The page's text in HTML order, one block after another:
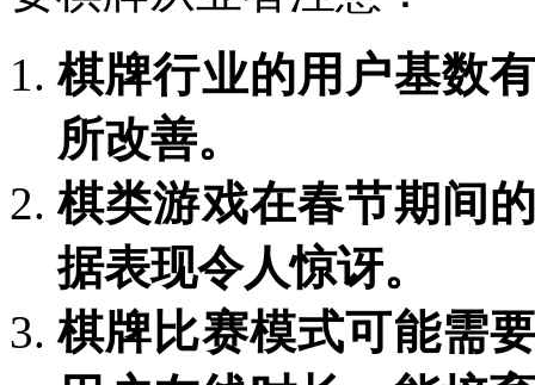
棋牌行业的用户基数
所改善。
棋类游戏在春节期间
据表现令人惊讶。
棋牌比赛模式可能需